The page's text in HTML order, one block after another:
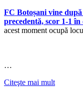
FC Botoșani vine
precedentă, scor 1-1
acest moment ocupă
…
Citeşte mai mult